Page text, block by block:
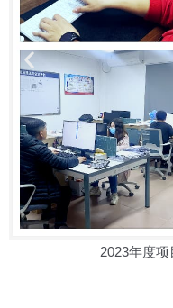
2023年度